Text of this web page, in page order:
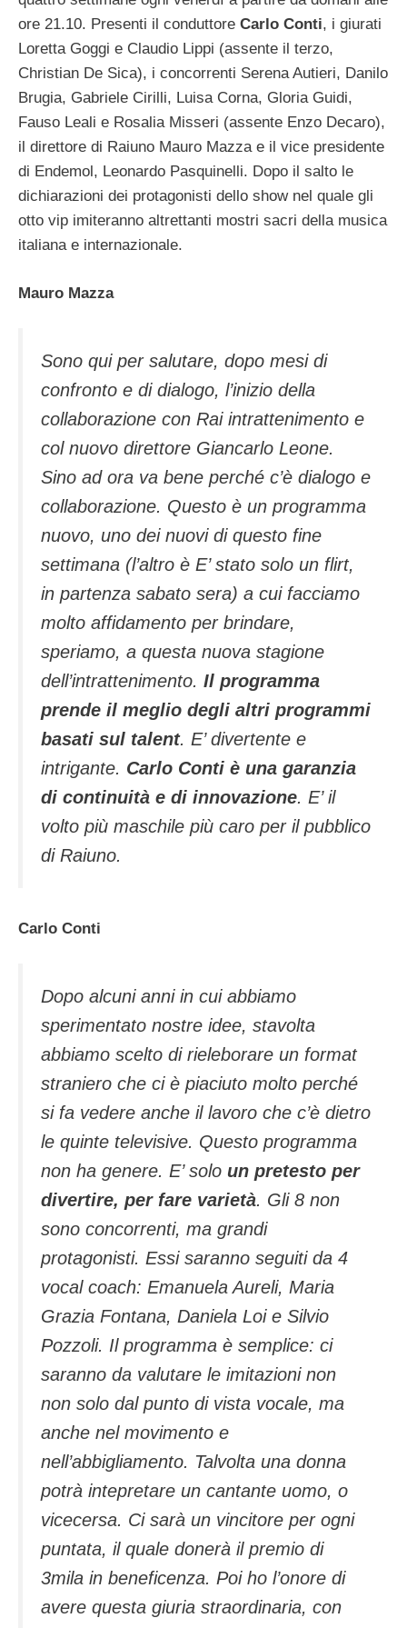
ore 21.10. Presenti il conduttore Carlo Conti, i giurati
Loretta Goggi e Claudio Lippi (assente il terzo,
Christian De Sica), i concorrenti Serena Autieri, Danilo
Brugia, Gabriele Cirilli, Luisa Corna, Gloria Guidi,
Fauso Leali e Rosalia Misseri (assente Enzo Decaro),
il direttore di Raiuno Mauro Mazza e il vice presidente
di Endemol, Leonardo Pasquinelli. Dopo il salto le
dichiarazioni dei protagonisti dello show nel quale gli
otto vip imiteranno altrettanti mostri sacri della musica
italiana e internazionale.
Mauro Mazza
Sono qui per salutare, dopo mesi di
confronto e di dialogo, l’inizio della
collaborazione con Rai intrattenimento e
col nuovo direttore Giancarlo Leone.
Sino ad ora va bene perché c’è dialogo e
collaborazione. Questo è un programma
nuovo, uno dei nuovi di questo fine
settimana (l’altro è E’ stato solo un flirt,
in partenza sabato sera) a cui facciamo
molto affidamento per brindare,
speriamo, a questa nuova stagione
dell’intrattenimento. Il programma
prende il meglio degli altri programmi
basati sul talent. E’ divertente e
intrigante. Carlo Conti è una garanzia
di continuità e di innovazione. E’ il
volto più maschile più caro per il pubblico
di Raiuno.
Carlo Conti
Dopo alcuni anni in cui abbiamo
sperimentato nostre idee, stavolta
abbiamo scelto di rieleborare un format
straniero che ci è piaciuto molto perché
si fa vedere anche il lavoro che c’è dietro
le quinte televisive. Questo programma
non ha genere. E’ solo un pretesto per
divertire, per fare varietà. Gli 8 non
sono concorrenti, ma grandi
protagonisti. Essi saranno seguiti da 4
vocal coach: Emanuela Aureli, Maria
Grazia Fontana, Daniela Loi e Silvio
Pozzoli. Il programma è semplice: ci
saranno da valutare le imitazioni non
non solo dal punto di vista vocale, ma
anche nel movimento e
nell’abbigliamento. Talvolta una donna
potrà intepretare un cantante uomo, o
vicecersa. Ci sarà un vincitore per ogni
puntata, il quale donerà il premio di
3mila in beneficenza. Poi ho l’onore di
avere questa giuria straordinaria, con